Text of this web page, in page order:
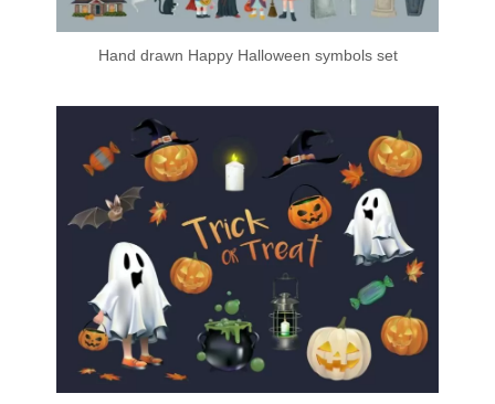
Hand drawn Happy Halloween symbols set